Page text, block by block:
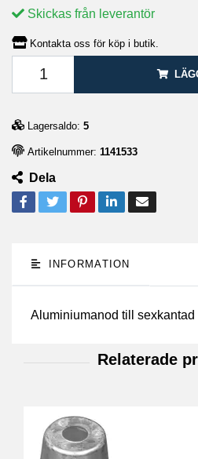
Skickas från leverantör
Kontakta oss för köp i butik.
Lagersaldo: 5
Artikelnummer: 1141533
Dela
INFORMATION
Aluminiumanod till